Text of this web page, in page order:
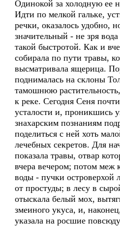
Одинокой за холодную ее
Идти по мелкой гальке,
речки, оказалось удобно,
значительный - не зря
такой быстротой. Как и
собирала по пути травы,
высматривала ящерица.
поднималась на склоны
тамошнюю
к реке. Сегодня Сеня
усталости и, проникшись
знахарским познаниям
поделиться с ней хоть
лечебных секретов. Для
показала травы, отвар
вчера вечером; потом меж
воды - пучки островерхой
от простуды; в лесу в
отыскала белый мох,
змеиного укуса, и,
указала на росшие